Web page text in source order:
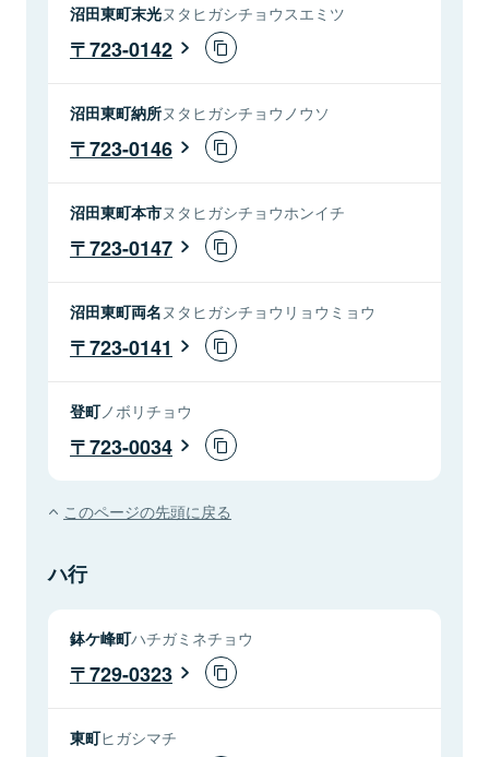
沼田東町末光ヌタヒガシチョウスエミツ
723-0142
沼田東町納所ヌタヒガシチョウノウソ
723-0146
沼田東町本市ヌタヒガシチョウホンイチ
723-0147
沼田東町両名 ヌタヒガシチョウリョウミョウ
723-0141
登町ノボリチョウ
723-0034
このページの先頭に戻る
ハ行
鉢ケ峰町ハチガミネチョウ
729-0323
東町ヒガシマチ